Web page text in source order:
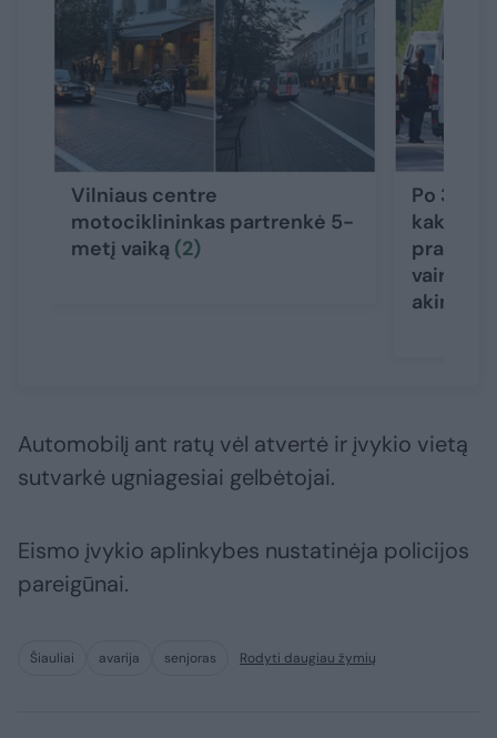
Vilniaus centre
motociklininkas partrenkė 5-
metį vaiką (2)
Po 3
prabilo
Automobilį ant ratų vėl atvertė ir įvykio vietą
sutvarkė ugniagesiai gelbėtojai.
Eismo įvykio aplinkybes nustatinėja policijos
pareigūnai.
Šiauliai avarija senjoras Rodyti daugiau žymių